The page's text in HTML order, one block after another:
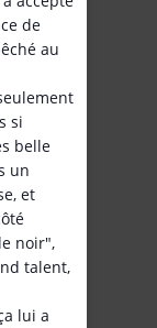
de
au
si
belle
un
et
noir",
talent,
lui a